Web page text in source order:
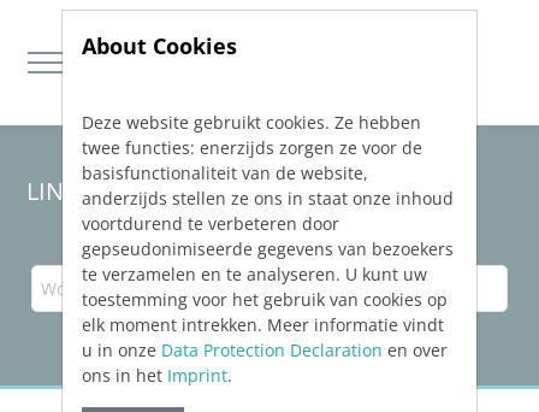
Jump directly to main navigation
Jump directly to content
LINEAR Solutions25für Revit
About Cookies
Deze website gebruikt cookies. Ze hebben
twee functies: enerzijds zorgen ze voor de
basisfunctionaliteit van de website,
anderzijds stellen ze ons in staat onze inhoud
voortdurend te verbeteren door
gepseudonimiseerde gegevens van bezoekers
te verzamelen en te analyseren. U kunt uw
toestemming voor het gebruik van cookies op
elk moment intrekken. Meer informatie vindt
u in onze Data Protection Declaration en over
ons in het Imprint.